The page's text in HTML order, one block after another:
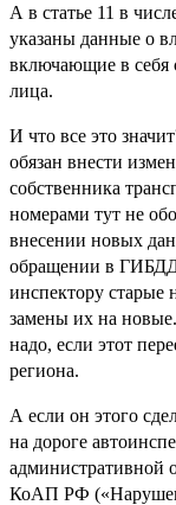
А в статье 11 в
указаны данные о
включающие в себя
лица.
И что все это
обязан внести
собственника
номерами тут не
внесении новых
обращении в ГИБДД
инспектору старые
замены их на
надо, если этот
региона.
А если он этого
на дороге
административной
КоАП РФ